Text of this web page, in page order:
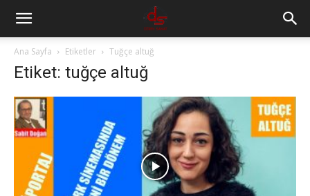
Ana Sayfa Etiketler Tuğçe altuğ
Etiket: tuğçe altuğ